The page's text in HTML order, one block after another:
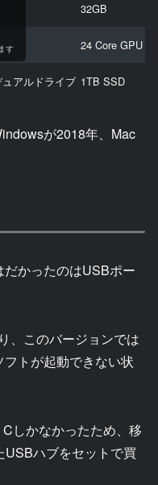
32GB
24 Core GPU
アルドライブ 1TB SSD
す
が2018年、Mac
かったのはUSBポー
、このバージョンでは
トが起動できない状
しかなかったため、移
ハブをセットで買